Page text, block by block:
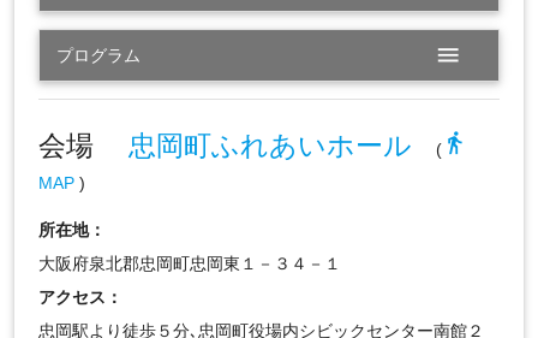
プログラム menu
会場 忠岡町ふれあいホール (directions_walk
MAP)
所在地：
大阪府泉北郡忠岡町忠岡東１－３４－１
アクセス：
忠岡駅より徒歩５分､忠岡町役場内シビックセンター南館２